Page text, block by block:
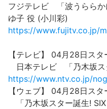
フジテレビ 「波うらら
ゆ子 役 (小川彩)
https://www.fujitv.co.jp/
【テレビ】 04月28日ス
日本テレビ 「乃木坂
https://www.ntv.co.jp/
【ウェブ】 04月28日
「乃木坂スター誕生!